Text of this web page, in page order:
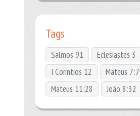
Tags
Salmos 91 Eclesiastes 3
I Coríntios 12
Mateus 7:7
Mateus 11:28
João 8:32